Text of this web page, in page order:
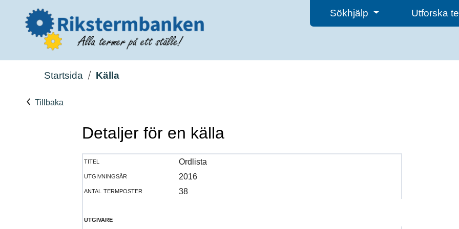
Sökhjälp Utforska
Startsida Källa
Tillbaka
Detaljer för en källa
titel
Ordlista
utgivningsår
2016
antal termposter
38
utgivare